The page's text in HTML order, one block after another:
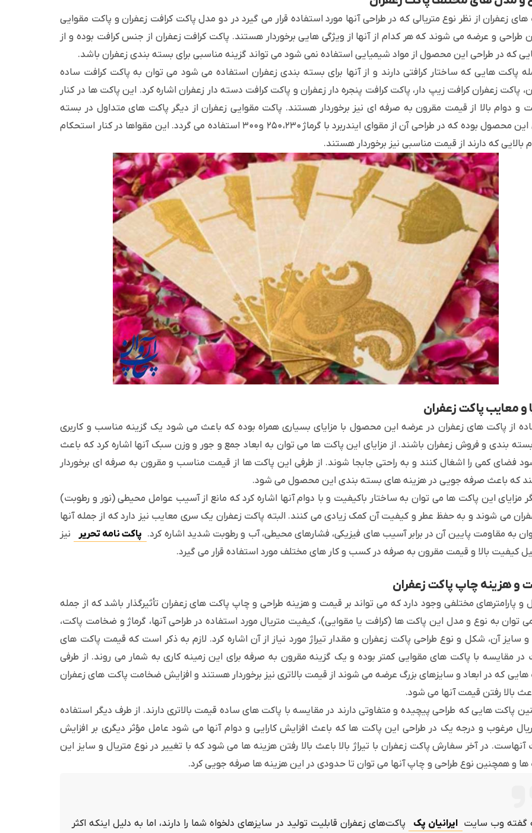
زعفران از نظر نوع متریالی که در طراحی آنها مورد استفاده قرار می گیرد در دو مدل پاکت کرافت زعفران و پاکت مقوایی
طراحی و عرضه می شوند که هر کدام از آنها از ویژگی هایی برخوردار هستند. پاکت کرافت زعفران از جنس کرافت بوده و از
که در طراحی این محصول از مواد شیمیایی استفاده نمی شود می تواند گزینه مناسبی برای بسته بندی زعفران باشد.
پاکت هایی که ساختار کرافتی دارند و از آنها برای بسته بندی زعفران استفاده می شود می توان به پاکت کرافت ساده
پاکت زعفران کرافت زیپ‌ دار، پاکت کرافت پنجره ‌دار زعفران و پاکت کرافت دسته ‌دار زعفران اشاره کرد. این پاکت ها در کنار
و دوام بالا از قیمت مقرون به صرفه ای نیز برخوردار هستند. پاکت مقوایی زعفران از دیگر پاکت های متداول در بسته
بندی این محصول بوده که در طراحی آن از مقوای ایندربرد با گرماژ ۲۳۰، ۲۵۰ و ۳۰۰ استفاده می گردد. این مقواها در کنار استحکام
بالایی که دارند از قیمت مناسبی نیز برخوردار هستند.
و معایب پاکت زعفران
از پاکت های زعفران در عرضه این محصول با مزایای بسیاری همراه بوده که باعث می شود یک گزینه مناسب و کاربری
بسته بندی و فروش زعفران باشند. از مزایای این پاکت ها می توان به ابعاد جمع و جور و وزن سبک آنها اشاره کرد که باعث
فضای کمی را اشغال کنند و به راحتی جابجا شوند. از طرفی این پاکت ها از قیمت مناسب و مقرون به صرفه ای برخوردار
که باعث صرفه جویی در هزینه های بسته بندی این محصول می شود.
مزایای این پاکت ها می توان به ساختار باکیفیت و با دوام آنها اشاره کرد که مانع از آسیب عوامل محیطی (نور و رطوبت)
می شوند و به حفظ عطر و کیفیت آن کمک زیادی می کنند. البته پاکت زعفران یک سری معایب نیز دارد که از جمله آنها
به مقاومت پایین آن در برابر آسیب های فیزیکی، فشارهای محیطی، آب و رطوبت شدید اشاره کرد. پاکت نامه تحریر
نیز
کیفیت بالا و قیمت مقرون به صرفه در کسب و کار های مختلف مورد استفاده قرار می گیرد.
و هزینه چاپ پاکت زعفران
و پارامترهای مختلفی وجود دارد که می تواند بر قیمت و هزینه طراحی و چاپ پاکت های زعفران تأثیرگذار باشد که از جمله
می توان به نوع و مدل این پاکت ها (کرافت یا مقوایی)، کیفیت متریال مورد استفاده در طراحی آنها، گرماژ و ضخامت پاکت،
و سایز آن، شکل و نوع طراحی پاکت زعفران و مقدار تیراژ مورد نیاز از آن اشاره کرد. لازم به ذکر است که قیمت پاکت های
در مقایسه با پاکت های مقوایی کمتر بوده و یک گزینه مقرون به صرفه برای این زمینه کاری به شمار می روند. از طرفی
هایی که در ابعاد و سایزهای بزرگ عرضه می شوند از قیمت بالاتری نیز برخوردار هستند و افزایش ضخامت پاکت های زعفران
بالا رفتن قیمت آنها می شود.
پاکت هایی که طراحی پیچیده و متفاوتی دارند در مقایسه با پاکت های ساده قیمت بالاتری دارند. از طرف دیگر استفاده
مرغوب و درجه یک در طراحی این پاکت ها که باعث افزایش کارایی و دوام آنها می شود عامل مؤثر دیگری بر افزایش
در آخر سفارش پاکت زعفران با تیراژ بالا باعث بالا رفتن هزینه ها می شود که با تغییر در نوع متریال و سایز این
ها و همچنین نوع طراحی و چاپ آنها می توان تا حدودی در این هزینه ها صرفه جویی کرد.
گفته وب سایت ایرانیان پک پاکت‌های زعفران قابلیت تولید در سایزهای دلخواه شما را دارند، اما به دلیل اینکه اکثر